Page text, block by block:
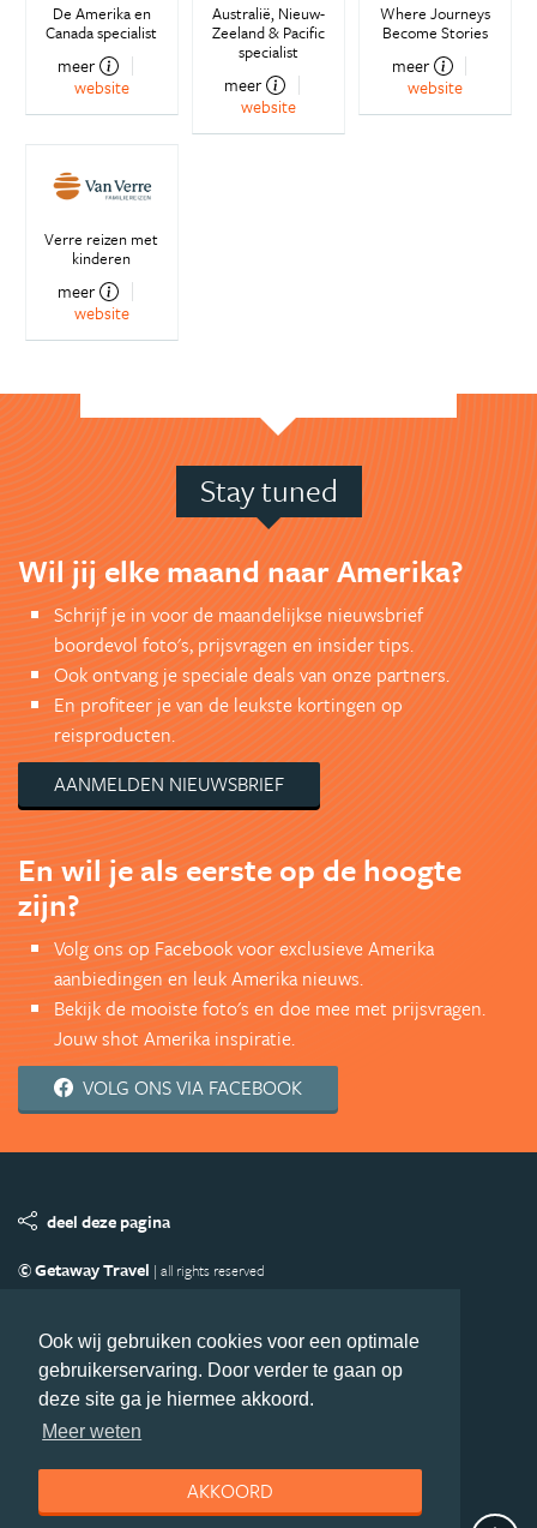
Ook wij gebruiken cookies voor een optimale
gebruikerservaring. Door verder te gaan op
deze site ga je hiermee akkoord.
Meer weten
AKKOORD
De Amerika en
Canada specialist
meer
website
Australië, Nieuw-
Zeeland & Pacific
specialist
meer
website
Where Journeys
Become Stories
meer
website
Verre reizen met
kinderen
meer
website
Stay tuned
Wil jij elke maand naar Amerika?
Schrijf je in voor de maandelijkse nieuwsbrief
boordevol foto's, prijsvragen en insider tips.
Ook ontvang je speciale deals van onze partners.
En profiteer je van de leukste kortingen op
reisproducten.
AANMELDEN NIEUWSBRIEF
En wil je als eerste op de hoogte
zijn?
Volg ons op Facebook voor exclusieve Amerika
aanbiedingen en leuk Amerika nieuws.
Bekijk de mooiste foto's en doe mee met prijsvragen.
Jouw shot Amerika inspiratie.
VOLG ONS VIA FACEBOOK
deel deze pagina
© Getaway Travel | all rights reserved
Copyright
Privacy statement Disclaimer
Cookies
Volg Amerika.nl
Nieuwsbrief
Facebook